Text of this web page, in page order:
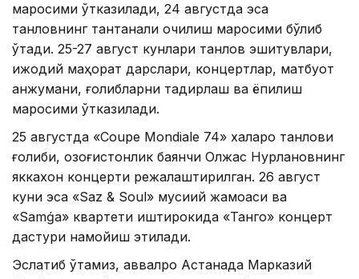
маросими ўтказилади, 24 августда эса
танловнинг тантанали очилиш маросими бўлиб
ўтади. 25-27 август кунлари танлов эшитувлари,
ижодий маҳорат дарслари, концертлар, матбуот
анжумани, ғолибларни тақдирлаш ва ёпилиш
маросими ўтказилади.
25 августда «Coupe Mondiale 74» халқаро танлови
ғолиби, қозоғистонлик баянчи Олжас Нурлановнинг
яккахон концерти режалаштирилган. 26 август
куни эса «Saz & Soul» мусиқий жамоаси ва
«Samǵa» квартети иштирокида «Танго» концерт
дастури намойиш этилади.
Эслатиб ўтамиз, аввалроқ Астанада Марказий